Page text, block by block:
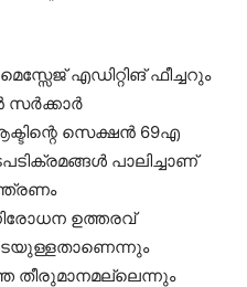
എഡിറ്റിങ് ഫീച്ചറും
സർക്കാർ
സെക്ഷൻ 69എ
പാലിച്ചാണ്
ഉത്തരവ്